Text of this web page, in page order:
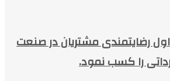
رضایتمندی مشتریان در صنعت
را کسب نمود.